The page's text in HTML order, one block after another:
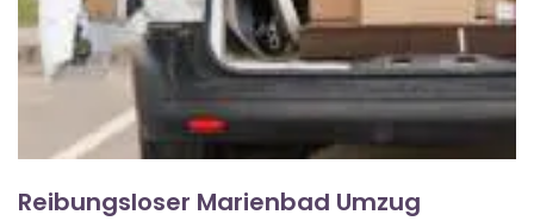
Reibungsloser Marienbad Umzug